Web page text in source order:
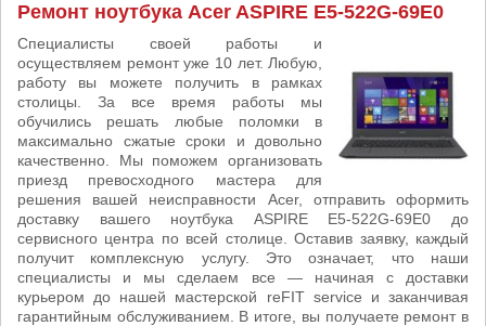
КОНТАКТЫ
Ремонт ноутбука Acer ASPIRE E5-522G-69E0
Специалисты своей работы и
осуществляем ремонт уже 10 лет. Любую,
работу вы можете получить в рамках
столицы. За все время работы мы
обучились решать любые поломки в
максимально сжатые сроки и довольно
качественно. Мы поможем организовать
приезд превосходного мастера для
решения вашей неисправности Acer, отправить оформить
доставку вашего ноутбука ASPIRE E5-522G-69E0 до
сервисного центра по всей столице. Оставив заявку, каждый
получит комплексную услугу. Это означает, что наши
специалисты и мы сделаем все — начиная с доставки
курьером до нашей мастерской reFIT service и заканчивая
гарантийным обслуживанием. В итоге, вы получаете ремонт в